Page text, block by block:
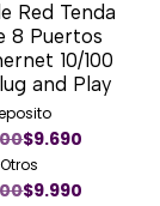
Red Tenda
8 Puertos
10/100
and Play
$9.690
Otros
$9.990